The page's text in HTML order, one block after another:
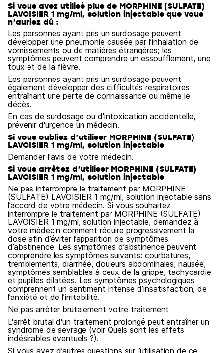
Si vous avez utilisé plus de MORPHINE (SULFATE)
LAVOISIER 1 mg/ml, solution injectable que vous
n’auriez dû :
Les personnes ayant pris un surdosage peuvent
développer une pneumonie causée par l’inhalation de
vomissements ou de matières étrangères; les
symptômes peuvent comprendre un essoufflement, une
toux et de la fièvre.
Les personnes ayant pris un surdosage peuvent
également développer des difficultés respiratoires
entraînant une perte de connaissance ou même le
décès.
En cas de surdosage ou d'intoxication accidentelle,
prévenir d'urgence un médecin.
Si vous oubliez d’utiliser MORPHINE (SULFATE)
LAVOISIER 1 mg/ml, solution injectable
Demander l'avis de votre médecin.
Si vous arrêtez d’utiliser MORPHINE (SULFATE)
LAVOISIER 1 mg/ml, solution injectable
Ne pas interrompre le traitement par MORPHINE
(SULFATE) LAVOISIER 1 mg/ml, solution injectable sans
l’accord de votre médecin. Si vous souhaitez
interrompre le traitement par MORPHINE (SULFATE)
LAVOISIER 1 mg/ml, solution injectable, demandez à
votre médecin comment réduire progressivement la
dose afin d’éviter l’apparition de symptômes
d’abstinence. Les symptômes d’abstinence peuvent
comprendre les symptômes suivants: courbatures,
tremblements, diarrhée, douleurs abdominales, nausée,
symptômes semblables à ceux de la grippe, tachycardie
et pupilles dilatées. Les symptômes psychologiques
comprennent un sentiment intense d’insatisfaction, de
l’anxiété et de l’irritabilité.
Ne pas arrêter brutalement votre traitement
L'arrêt brutal d'un traitement prolongé peut entraîner un
syndrome de sevrage (voir Quels sont les effets
indésirables éventuels ?).
Si vous avez d’autres questions sur l’utilisation de ce